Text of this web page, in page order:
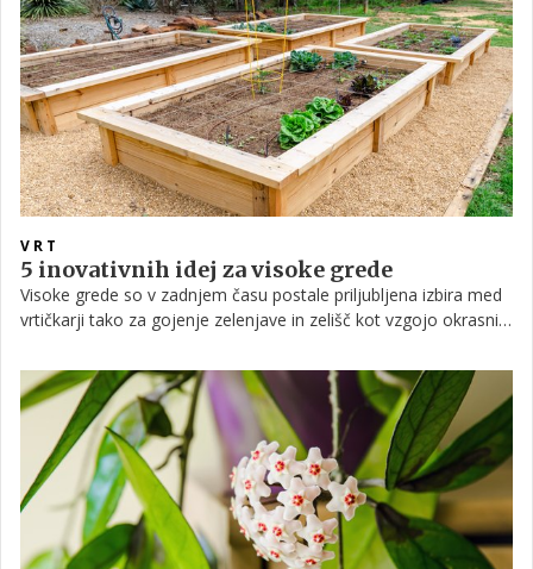
Preverite, katere so še prednosti visokih gred.
VRT
5 inovativnih idej za visoke grede
Visoke grede so v zadnjem času postale priljubljena izbira med
vrtičkarji tako za gojenje zelenjave in zelišč kot vzgojo okrasnih
tradicionalnem vrtu, poleg tega pa jih je mogoče postaviti tudi
na manjše dvorišče, ne da bi pri tem morali prekopati tla. Za
vas imamo nekaj idej za inovativne visoke grede.